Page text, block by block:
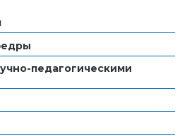
педагогическими